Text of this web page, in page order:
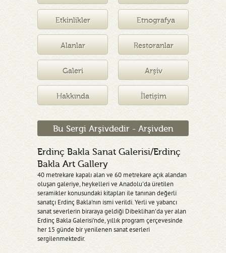
Etkinlikler Etnografya
Müzesi
Alanlar Restoranlar
Galeri Arşiv
Hakkında İletişim
Bu Sergi Arşivdedir - Arşivden
Erdinç Bakla Sanat Galerisi/Erdinç
Bakla Art Gallery
40 metrekare kapalı alan ve 60 metrekare açık alandan
oluşan galeriye, heykelleri ve Anadolu'da üretilen
seramikler konusundaki kitapları ile tanınan değerli
sanatçı Erdinç Bakla'nın ismi verildi. Yerli ve yabancı
sanat severlerin biraraya geldiği Dibeklihan'da yer alan
Erdinç Bakla Galerisi'nde, yıllık program çerçevesinde
her 15 günde bir yenilenen sanat eserleri
sergilenmektedir.